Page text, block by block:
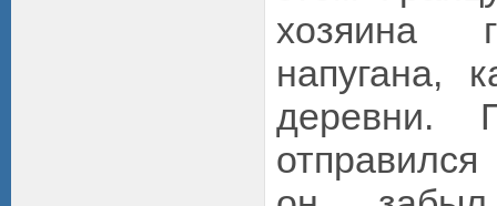
хозяина
напугана,
деревни.